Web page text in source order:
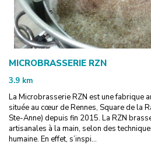
MICROBRASSERIE RZN
3.9 km
La Microbrasserie RZN est une fabrique
située au cœur de Rennes, Square de la
Ste-Anne) depuis fin 2015. La RZN
artisanales à la main, selon des
humaine. En effet, s’inspi...